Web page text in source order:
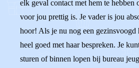
elk geval contact met hem te hebben
voor jou prettig is. Je vader is jou
hoor! Als je nu nog een gezinsvoogd
heel goed met haar bespreken. Je
sturen of binnen lopen bij bureau